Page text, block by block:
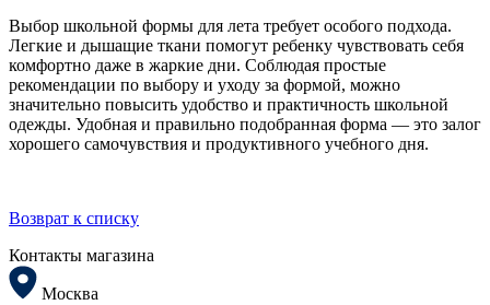
Выбор школьной формы для лета требует особого подхода.
Легкие и дышащие ткани помогут ребенку чувствовать себя
комфортно даже в жаркие дни. Соблюдая простые
рекомендации по выбору и уходу за формой, можно
значительно повысить удобство и практичность школьной
одежды. Удобная и правильно подобранная форма — это залог
хорошего самочувствия и продуктивного учебного дня.
Возврат к списку
Контакты магазина
Москва